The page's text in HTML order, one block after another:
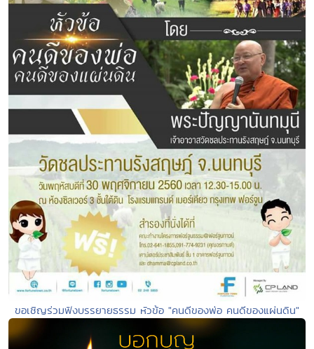
ขอเชิญร่วมฟังบรรยายธรรม หัวข้อ "คนดีของพ่อ คนดีของแผ่นดิน"